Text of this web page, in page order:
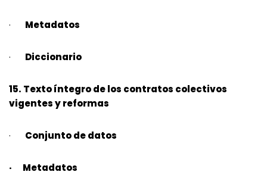
· Metadatos
· Diccionario
15. Texto íntegro de los contratos colectivos
vigentes y reformas
· Conjunto de datos
· Metadatos